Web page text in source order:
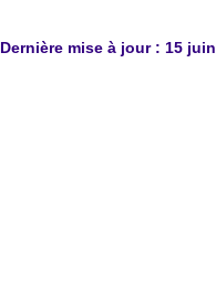
Dernière mise à jour : 15